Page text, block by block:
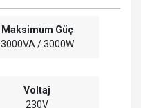
Maksimum Güç
3000VA / 3000W
Voltaj
230V